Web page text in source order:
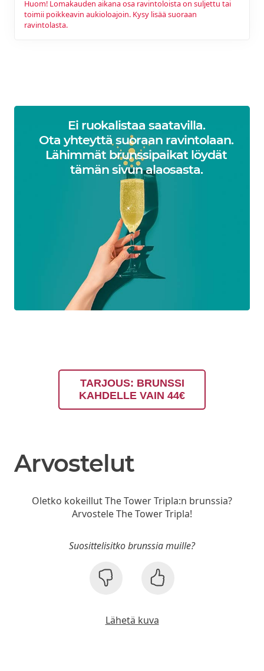
Huom! Lomakauden aikana osa ravintoloista on suljettu tai
toimii poikkeavin aukioloajoin. Kysy lisää suoraan
ravintolasta.
Ei ruokalistaa saatavilla.
Ota yhteyttä suoraan ravintolaan.
Lähimmät brunssipaikat löydät
tämän sivun alaosasta.
TARJOUS: BRUNSSI
KAHDELLE VAIN 44€
Arvostelut
Oletko kokeillut The Tower Tripla:n brunssia?
Arvostele The Tower Tripla!
Suosittelisitko brunssia muille?
Lähetä kuva